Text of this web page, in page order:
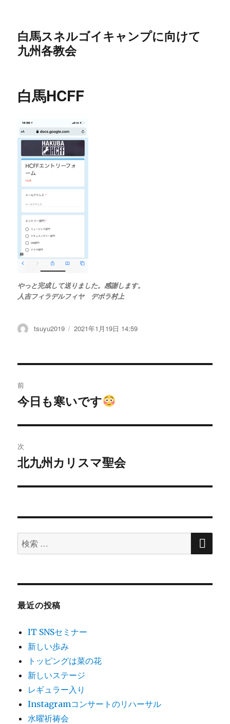
白馬スネルゴイキャンプに向けて
九州各教会
白馬HCFF
やっと完成して送りました。感謝します。
人吉フィラデルフィヤ デボラ村上
投
tsuyu2019
投
2021年1月19日 14:59
稿
ビ
ゲ
ー
ン
前
過
の
投
稿:
今日も寒いです
次
次
投
北九州カリスマ聖会
検
索
象:
検
最近の投稿
IT SNSセミナー
新しい歩み
トッピングは菜の花
新しいステージ
レギュラー入り
Instagramコンサートのリハーサル
水曜祈祷会